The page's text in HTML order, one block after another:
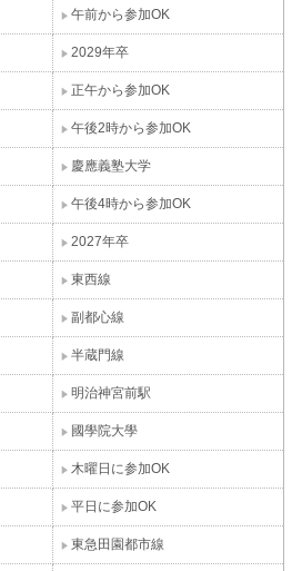
午前から参加OK
2029年卒
正午から参加OK
午後2時から参加OK
慶應義塾大学
午後4時から参加OK
2027年卒
東西線
副都心線
半蔵門線
明治神宮前駅
國學院大學
木曜日に参加OK
平日に参加OK
東急田園都市線